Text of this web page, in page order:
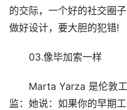
的交际，一个好的社交圈
做好设计，要大胆的犯错!
03.像毕加索一样
Marta Yarza 是伦敦工
监：她说：如果你的早期